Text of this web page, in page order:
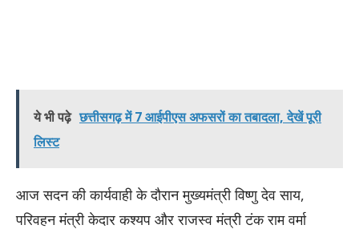
ये भी पढ़े छत्तीसगढ़ में 7 आईपीएस अफसरों का तबादला, देखें पूरी
लिस्ट
आज सदन की कार्यवाही के दौरान मुख्यमंत्री विष्णु देव साय,
परिवहन मंत्री केदार कश्यप और राजस्व मंत्री टंक राम वर्मा